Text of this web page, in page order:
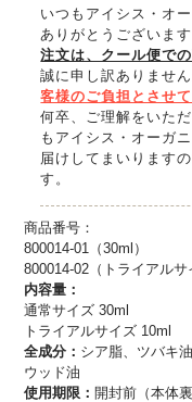
いつもアイシス・オ
ありがとうございま
注文は、クール便で
誠に申し訳ありません
客様のご負担とさせ
何卒、ご理解をいた
もアイシス・オーガ
届けしてまいります
す。
商品番号：
800014-01（30ml）
800014-02（トライアルサ
内容量：
通常サイズ 30ml
トライアルサイズ 10ml
全成分： シア脂、ツバキ
ウッド油
使用期限： 開封前（本体